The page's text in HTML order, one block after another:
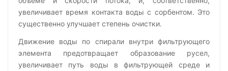
увеличивает время контакта воды с сорбентом. Это
существенно улучшает степень очистки.
Движение воды по спирали внутри фильтрующего
элемента предотвращает образование русел,
увеличивает путь воды в фильтрующей среде и